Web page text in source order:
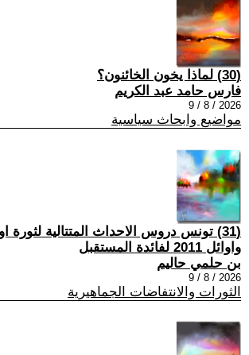
(30) لماذا يخون الخائنون؟
فارس حامد عبد الكريم
2026 / 8 / 9
مواضيع وابحاث سياسية
واوائل 2011 لفائدة المستقبل
بن حلمي حاليم
2026 / 8 / 9
الثورات والانتفاضات الجماهيرية